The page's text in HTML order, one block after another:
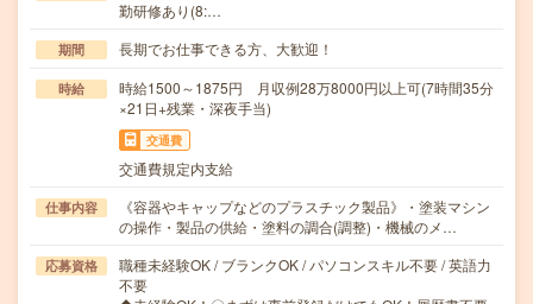
勤研修あり(8:…
期間 長期でお仕事できる方、大歓迎！
時給
時給1500～1875円 月収例28万8000円以上可(7時間35分
×21日+残業・深夜手当)
交通費
交通費規定内支給
仕事内容
《容器やキャップなどのプラスチック製品》・塗装マシン
の操作・製品の供給・塗料の調合(調整)・機械のメ…
応募資格
職種未経験OK / ブランクOK / パソコンスキル不要 / 英語力
不要